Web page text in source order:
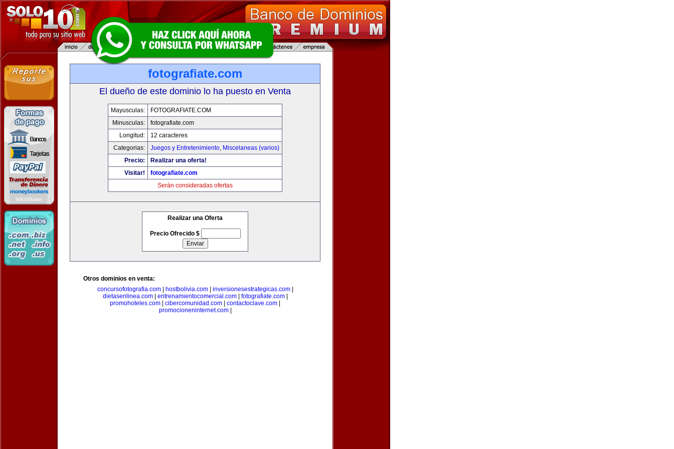
fotografiate.com
El dueño de este dominio lo ha puesto en Venta
Mayusculas:
FOTOGRAFIATE.COM
Minusculas:
fotografiate.com
Longitud:
12 caracteres
Categorias:
Juegos y Entretenimiento, Miscelaneas (varios)
Precio:
Realizar una oferta!
Visitar!
fotografiate.com
Serán consideradas ofertas
Realizar una Oferta
Precio Ofrecido $
Otros dominios en venta:
concursofotografia.com| hostbolivia.com| inversionesestrategicas.com|
dietasenlinea.com| entrenamientocomercial.com| fotografiate.com|
promohoteles.com
cibercomunidad.com contactoclave.com
promocioneninternet.com|